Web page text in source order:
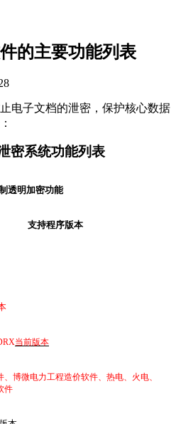
的主要功能列表
电子文档的泄密，保护核心数据
密系统功能列表
透明加密功能
支持程序版本
当前版本
、博微电力工程造价软件、热电、火电、
件